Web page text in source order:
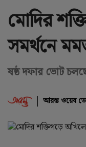
মোদির
সমর্থনে
ষষ্ঠ দফার ভোট
আরম্ভ ওয়েব